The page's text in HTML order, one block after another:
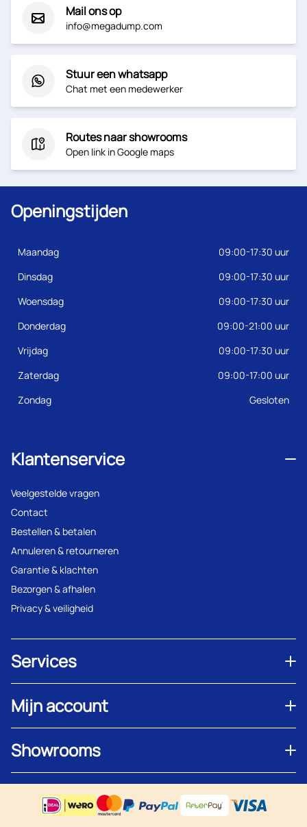
Mail ons op
info@megadump.com
Stuur een whatsapp
Chat met een medewerker
Routes naar showrooms
Open link in Google maps
Klantenservice
Veelgestelde vragen
Contact
Bestellen & betalen
Annuleren & retourneren
Garantie & klachten
Bezorgen & afhalen
Privacy & veiligheid
Services
Mijn account
Showrooms
Openingstijden
Maandag
09:00-17:30 uur
Dinsdag
09:00-17:30 uur
Woensdag
09:00-17:30 uur
Donderdag
09:00-21:00 uur
Vrijdag
09:00-17:30 uur
Zaterdag
09:00-17:00 uur
Zondag
Gesloten